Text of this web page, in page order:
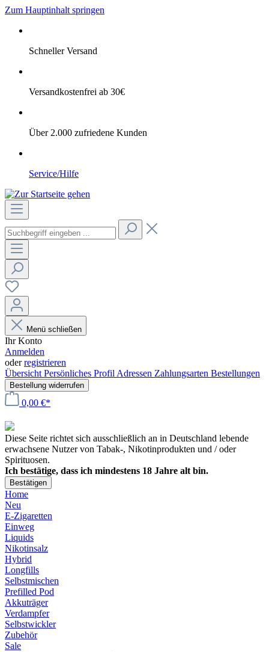
Zum Hauptinhalt springen
Schneller Versand
Versandkostenfrei ab 30€
Über 2.000 zufriedene Kunden
Service/Hilfe
Menü schließen
Ihr Konto
Anmelden
oderregistrieren
Übersicht Persönliches Profil Adressen Zahlungsarten Bestellungen
Bestellung widerrufen
0,00 €*
Diese Seite richtet sich ausschließlich an in Deutschland lebende
erwachsene Nutzer von Tabak-, Nikotinprodukten und / oder
Spirituosen.
Ich bestätige, dass ich mindestens 18 Jahre alt bin.
Bestätigen
Home
Neu
E-Zigaretten
Einweg
Liquids
Nikotinsalz
Hybrid
Longfills
Selbstmischen
Prefilled Pod
Akkuträger
Verdampfer
Selbstwickler
Zubehör
Sale